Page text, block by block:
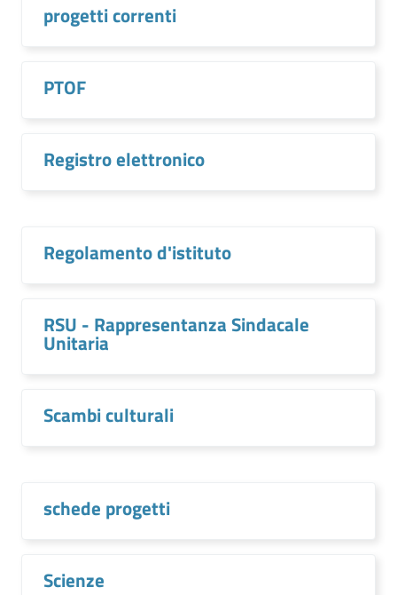
progetti correnti
PTOF
Registro elettronico
Regolamento d'istituto
RSU - Rappresentanza Sindacale
Unitaria
Scambi culturali
schede progetti
Scienze